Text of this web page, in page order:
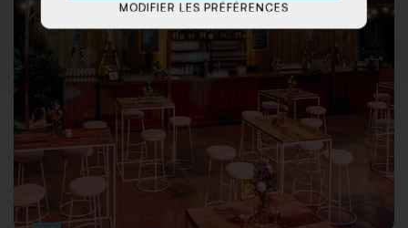
MODIFIER LES PRÉFÉRENCES